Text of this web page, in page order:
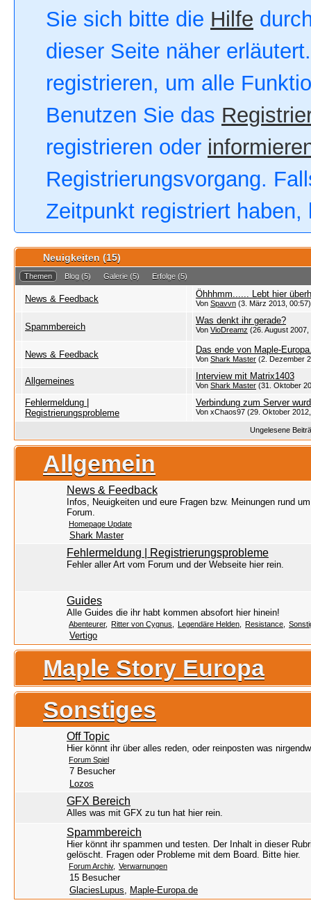
Sie sich bitte die Hilfe
dieser Seite näher
registrieren, um alle
Benutzen Sie das
registrieren oder
Registrierungsvorgang.
Zeitpunkt registriert
Neuigkeiten (15)
Themen Blog (5) Galerie (5) Erfolge (5)
News & Feedback Öhhhmm...... Lebt hier
Von Spavvn (3. März 2013, 00:57)
Spammbereich
Was denkt ihr gerade?
Von VioDreamz (26. August 2007,
News & Feedback Das ende von Maple-
Von Shark Master (2. Dezember
Allgemeines Interview mit Matrix1403
Von Shark Master (31. Oktober
Fehlermeldung |
Registrierungsprobleme
Verbindung zum Server
Von xChaos97 (29. Oktober
Ungelesene
Allgemein
News & Feedback
Infos, Neuigkeiten und eure Fragen bzw. Meinungen rund
Forum.
Homepage Update
Shark Master
Fehlermeldung | Registrierungsprobleme
Fehler aller Art vom Forum und der Webseite hier rein.
Guides
Alle Guides die ihr habt kommen absofort hier hinein!
Abenteurer Ritter von Cygnus Legendäre Helden Resistance
Vertigo
Maple Story Europa
Sonstiges
Off Topic
Hier könnt ihr über alles reden, oder reinposten was
Forum Spiel
7 Besucher
Lozos
GFX Bereich
Alles was mit GFX zu tun hat hier rein.
Spammbereich
Hier könnt ihr spammen und testen. Der Inhalt in dieser
gelöscht. Fragen oder Probleme mit dem Board. Bitte hier.
Forum Archiv Verwarnungen
15 Besucher
GlaciesLupus, Maple-Europa.de